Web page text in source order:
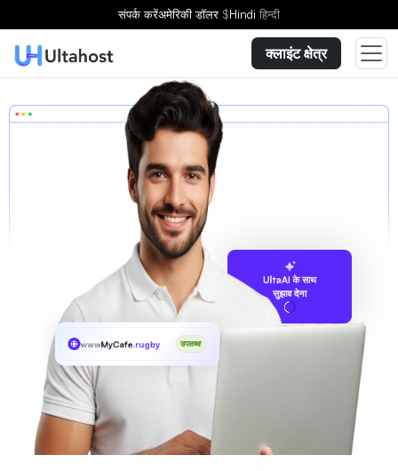
संपर्क करेंअमेरिकी डॉलर $Hindi हिन्दी
क्लाइंट क्षेत्र
UltaAI के साथ
सुझाव देना
wwwMyCafe.rugby उपलब्ध!